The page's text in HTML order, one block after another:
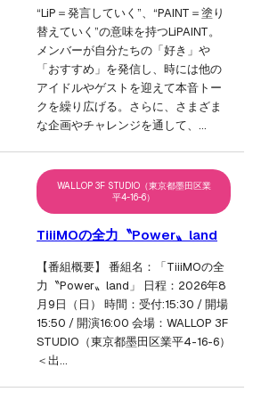
“LiP＝発言していく”、“PAINT＝塗り
替えていく”の意味を持つLiPAINT。
メンバーが自分たちの「好き」や
「おすすめ」を発信し、時には他の
アイドルやゲストを迎えて本音トー
クを繰り広げる。さらに、さまざま
な企画やチャレンジを通して、…
WALLOP 3F STUDIO（東京都墨田区業
平4-16-6）
TiiiMOの全力〝Power〟land
【番組概要】 番組名：「TiiiMOの全
力〝Power〟land」 日程：2026年8
月9日（日） 時間：受付:15:30 / 開場
15:50 / 開演16:00 会場：WALLOP 3F
STUDIO（東京都墨田区業平4-16-6）
＜出…